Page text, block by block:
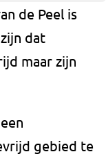
de Peel is
dat
maar zijn
gebied te